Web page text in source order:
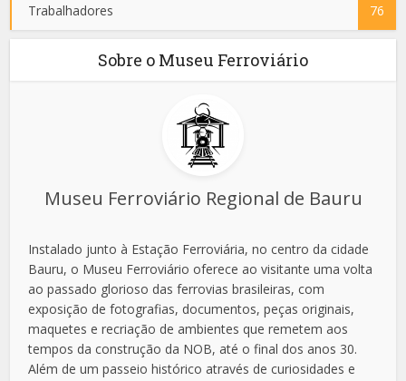
Trabalhadores 76
Sobre o Museu Ferroviário
Museu Ferroviário Regional de Bauru
Instalado junto à Estação Ferroviária, no centro da cidade
Bauru, o Museu Ferroviário oferece ao visitante uma volta
ao passado glorioso das ferrovias brasileiras, com
exposição de fotografias, documentos, peças originais,
maquetes e recriação de ambientes que remetem aos
tempos da construção da NOB, até o final dos anos 30.
Além de um passeio histórico através de curiosidades e